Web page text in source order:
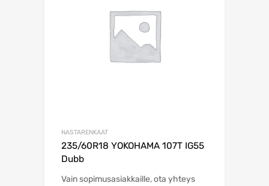
NASTARENKAAT
235/60R18 YOKOHAMA 107T IG55
Dubb
Vain sopimusasiakkaille, ota yhteys